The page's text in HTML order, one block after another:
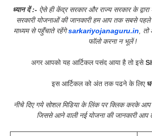
ध्यान दें :- ऐसे ही केंद्र सरकार और राज्य सरकार के द्वारा
सरकारी योजनाओं की जानकारी हम आप तक सबसे
माध्यम से पहुँचाते रहेंगेsarkariyojanaguru.in ,
फॉलो करना न भूलें !
अगर आपको यह आर्टिकल पसंद आया है तो इसे
इस आर्टिकल को अंत तक पढने के लिए
नीचे दिए गये सोशल मिडिया के लिंक पर क्लिक करके
जिससे आने वाली नई योजना की जानकारी